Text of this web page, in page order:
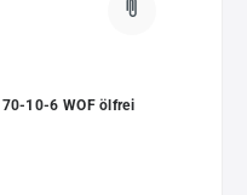
10-6 WOF ölfrei